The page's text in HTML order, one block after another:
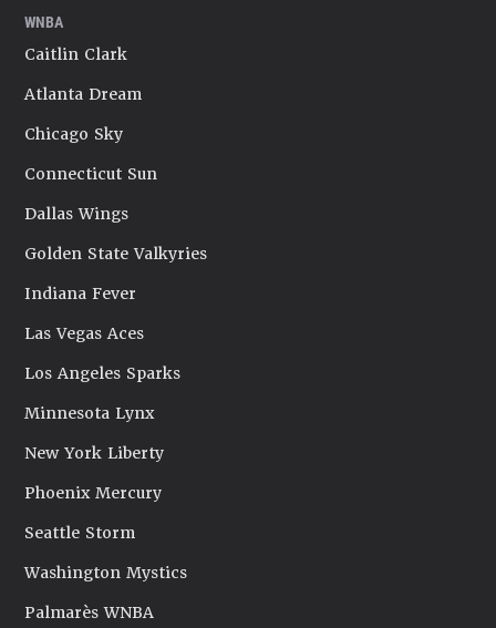
WNBA
Caitlin Clark
Atlanta Dream
Chicago Sky
Connecticut Sun
Dallas Wings
Golden State Valkyries
Indiana Fever
Las Vegas Aces
Los Angeles Sparks
Minnesota Lynx
New York Liberty
Phoenix Mercury
Seattle Storm
Washington Mystics
Palmarès WNBA